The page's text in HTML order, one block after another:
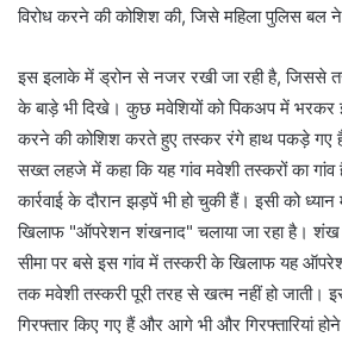
विरोध करने की कोशिश की, जिसे महिला पुलिस बल ने
इस इलाके में ड्रोन से नजर रखी जा रही है, जिससे
के बाड़े भी दिखे। कुछ मवेशियों को पिकअप में
करने की कोशिश करते हुए तस्कर रंगे हाथ पकड़े गए
सख्त लहजे में कहा कि यह गांव मवेशी तस्करों का
कार्रवाई के दौरान झड़पें भी हो चुकी हैं। इसी को
खिलाफ "ऑपरेशन शंखनाद" चलाया जा रहा है। शंख
सीमा पर बसे इस गांव में तस्करी के खिलाफ यह
तक मवेशी तस्करी पूरी तरह से खत्म नहीं हो जाती।
गिरफ्तार किए गए हैं और आगे भी और गिरफ्तारियां